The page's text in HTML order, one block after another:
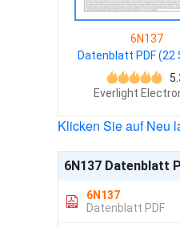
6N137
Datenblatt PDF (22
Everlight
Klicken Sie auf Neu
6N137 Datenblatt
6N137
Datenblatt PDF